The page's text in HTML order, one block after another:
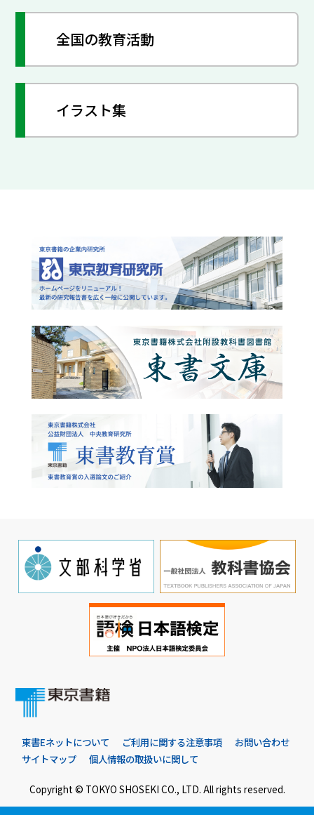
全国の教育活動
イラスト集
東書Eネットについて ご利用に関する注意事項
お問い合わせ
サイトマップ
個人情報の取扱いに関して
Copyright © TOKYO SHOSEKI CO., LTD. All rights reserved.